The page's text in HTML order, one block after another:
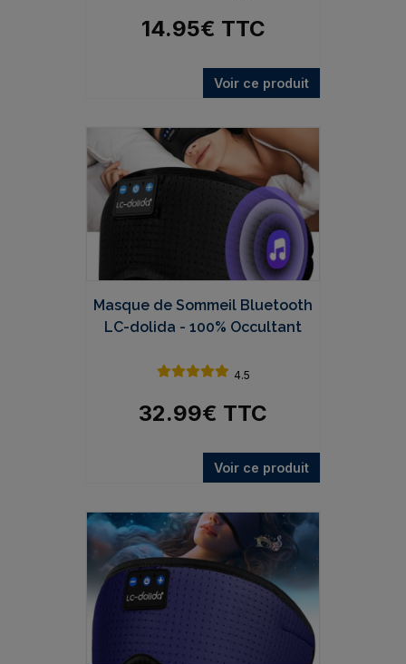
14.95€ TTC
Voir ce produit
Masque de Sommeil Bluetooth
LC-dolida - 100% Occultant
4.5
32.99€ TTC
Voir ce produit